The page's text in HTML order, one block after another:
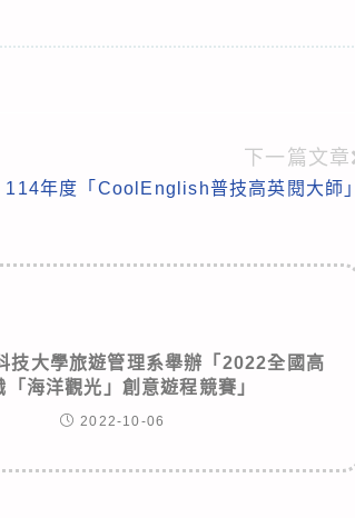
下一篇文章
114年度「CoolEnglish普技高英閱大師」
技大學旅遊管理系舉辦「2022全國高
「海洋觀光」創意遊程競賽」
2022-10-06